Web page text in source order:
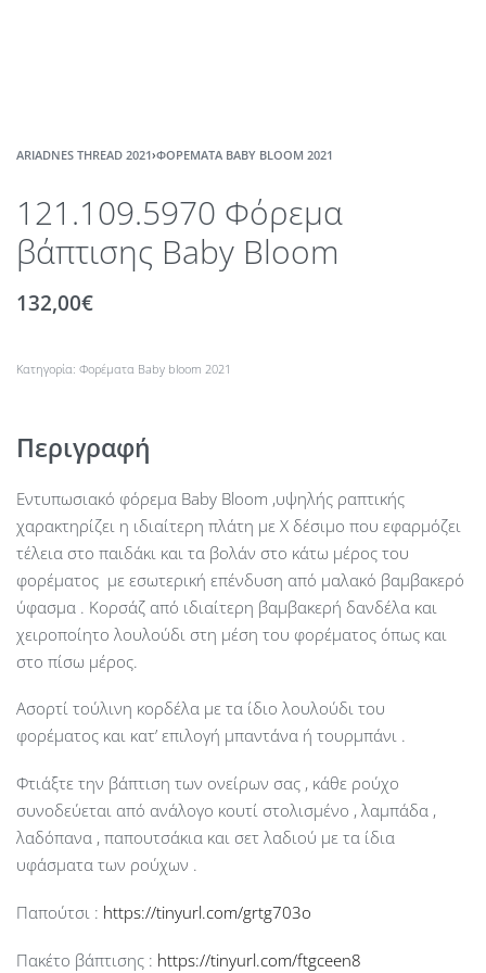
ARIADNES THREAD 2021›ΦΟΡΈΜΑΤΑ BABY BLOOM 2021
121.109.5970 Φόρεμα
βάπτισης Baby Bloom
132,00€
Κατηγορία: Φορέματα Baby bloom 2021
Περιγραφή
Εντυπωσιακό φόρεμα Baby Bloom ,υψηλής ραπτικής
χαρακτηρίζει η ιδιαίτερη πλάτη με Χ δέσιμο που εφαρμόζει
τέλεια στο παιδάκι και τα βολάν στο κάτω μέρος του
φορέματος με εσωτερική επένδυση από μαλακό βαμβακερό
ύφασμα . Κορσάζ από ιδιαίτερη βαμβακερή δανδέλα και
χειροποίητο λουλούδι στη μέση του φορέματος όπως και
στο πίσω μέρος.
Ασορτί τούλινη κορδέλα με τα ίδιο λουλούδι του
φορέματος και κατ’ επιλογή μπαντάνα ή τουρμπάνι .
Φτιάξτε την βάπτιση των ονείρων σας , κάθε ρούχο
συνοδεύεται από ανάλογο κουτί στολισμένο , λαμπάδα ,
λαδόπανα , παπουτσάκια και σετ λαδιού με τα ίδια
υφάσματα των ρούχων .
Παπούτσι : https://tinyurl.com/grtg703o
Πακέτο βάπτισης : https://tinyurl.com/ftgceen8